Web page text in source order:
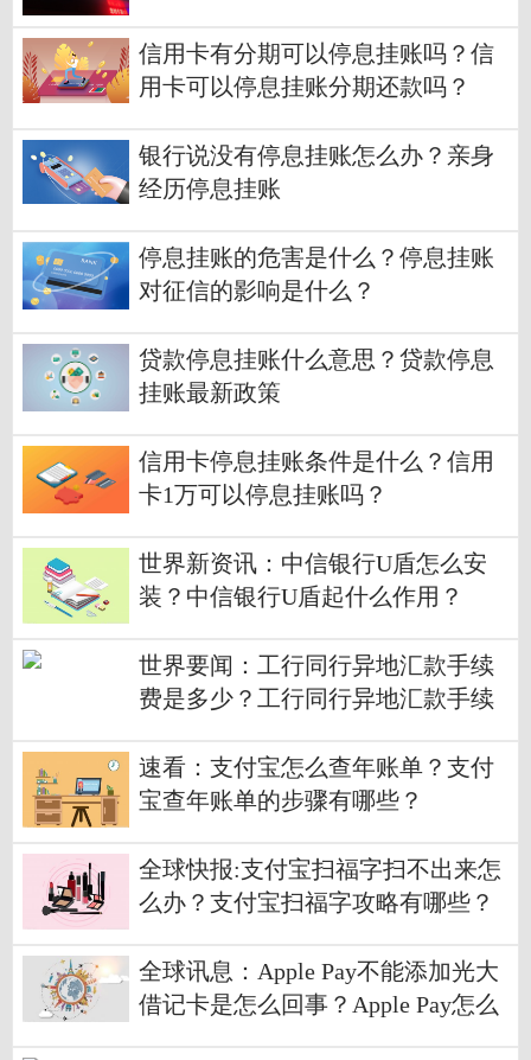
信用卡有分期可以停息挂账吗？信
用卡可以停息挂账分期还款吗？
银行说没有停息挂账怎么办？亲身
经历停息挂账
停息挂账的危害是什么？停息挂账
对征信的影响是什么？
贷款停息挂账什么意思？贷款停息
挂账最新政策
信用卡停息挂账条件是什么？信用
卡1万可以停息挂账吗？
世界新资讯：中信银行U盾怎么安
装？中信银行U盾起什么作用？
世界要闻：工行同行异地汇款手续
费是多少？工行同行异地汇款手续
速看：支付宝怎么查年账单？支付
宝查年账单的步骤有哪些？
全球快报:支付宝扫福字扫不出来怎
么办？支付宝扫福字攻略有哪些？
全球讯息：Apple Pay不能添加光大
借记卡是怎么回事？Apple Pay怎么